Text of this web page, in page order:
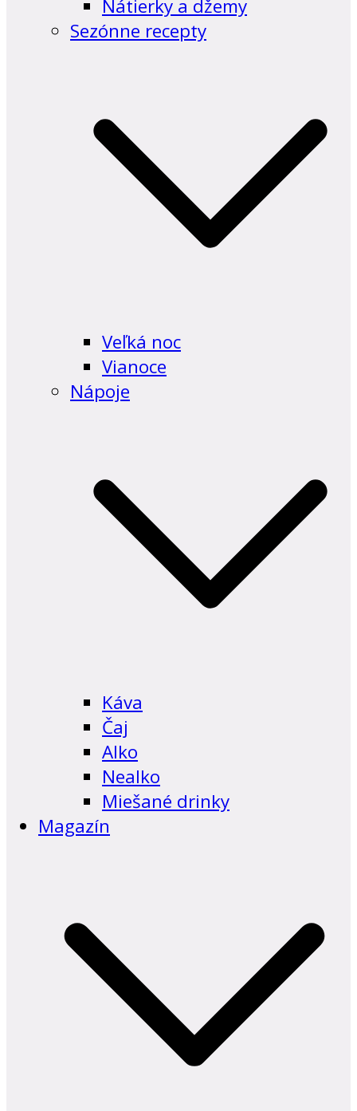
Nátierky a džemy
Sezónne recepty
Veľká noc
Vianoce
Nápoje
Káva
Čaj
Alko
Nealko
Miešané drinky
Magazín